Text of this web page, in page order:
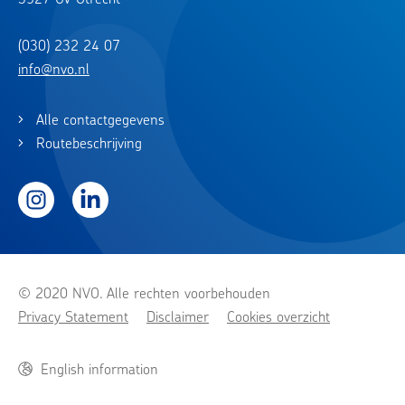
(030) 232 24 07
info@nvo.nl
Alle contactgegevens
Routebeschrijving
InstagramLinkedIn
© 2020 NVO. Alle rechten voorbehouden
Privacy Statement
Disclaimer Cookies overzicht
English information